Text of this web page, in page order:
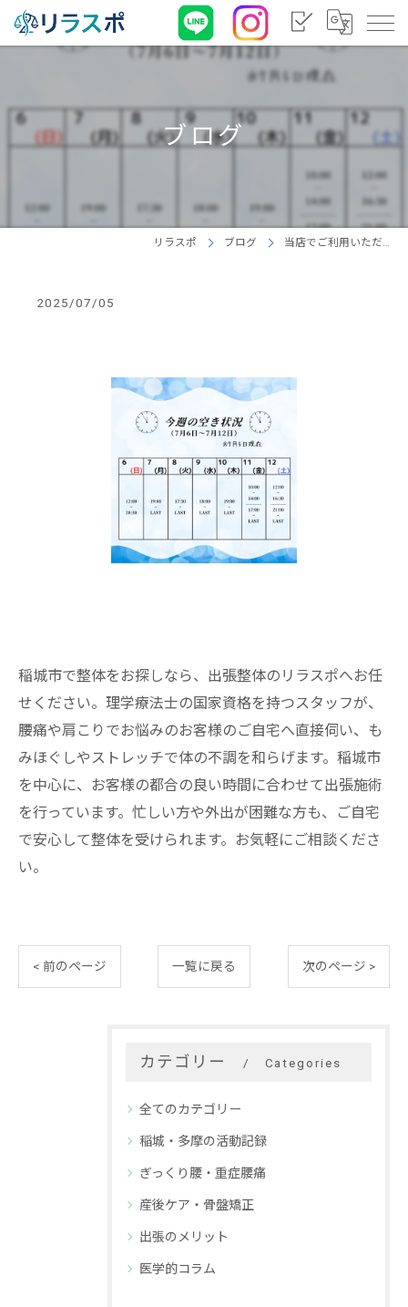
ブログ
リラスポ ブログ 当店でご利用いただ…
2025/07/05
稲城市で整体をお探しなら、出張整体のリラスポへお任
せください。理学療法士の国家資格を持つスタッフが、
腰痛や肩こりでお悩みのお客様のご自宅へ直接伺い、も
みほぐしやストレッチで体の不調を和らげます。稲城市
を中心に、お客様の都合の良い時間に合わせて出張施術
を行っています。忙しい方や外出が困難な方も、ご自宅
で安心して整体を受けられます。お気軽にご相談くださ
い。
< 前のページ 一覧に戻る 次のページ >
カテゴリー Categories
全てのカテゴリー
稲城・多摩の活動記録
ぎっくり腰・重症腰痛
産後ケア・骨盤矯正
出張のメリット
医学的コラム